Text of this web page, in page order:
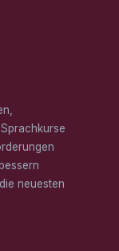
neuesten